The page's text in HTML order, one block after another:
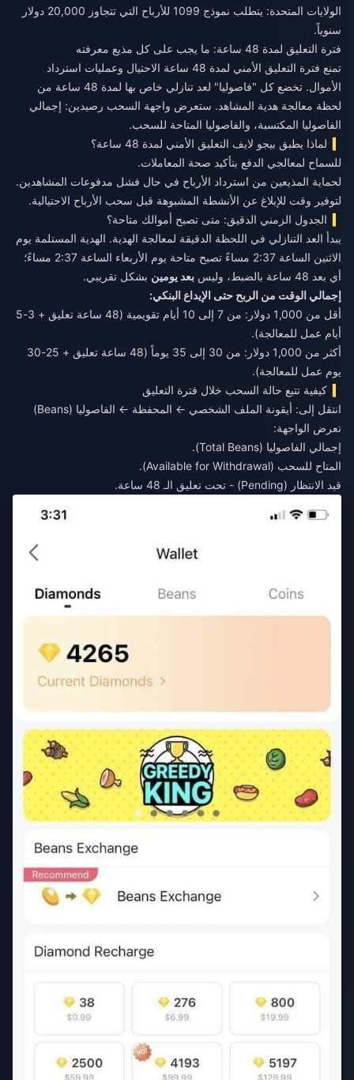
الولايات المتحدة: يتطلب نموذج 1099 للأرباح التي تتجاوز 20,000 دولار
سنوياً.
فترة التعليق لمدة 48 ساعة: ما يجب على كل مذيع معرفته
تمنع فترة التعليق الأمني لمدة 48 ساعة الاحتيال وعمليات استرداد
الأموال. تخضع كل "فاصوليا" لعد تنازلي خاص بها لمدة 48 ساعة من
لحظة معالجة هدية المشاهد. ستعرض واجهة السحب رصيدين: إجمالي
الفاصوليا المكتسبة، والفاصوليا المتاحة للسحب.
لماذا يطبق بيجو لايف التعليق الأمني لمدة 48 ساعة؟
للسماح لمعالجي الدفع بتأكيد صحة المعاملات.
لحماية المذيعين من استرداد الأرباح في حال فشل مدفوعات المشاهدين.
لتوفير وقت للإبلاغ عن الأنشطة المشبوهة قبل سحب الأرباح الاحتيالية.
الجدول الزمني الدقيق: متى تصبح أموالك متاحة؟
يبدأ العد التنازلي في اللحظة الدقيقة لمعالجة الهدية. الهدية المستلمة يوم
الاثنين الساعة 2:37 مساءً تصبح متاحة يوم الأربعاء الساعة 2:37 مساءً؛
أي بعد 48 ساعة بالضبط، وليس
بعد يومين بشكل تقريبي.
إجمالي الوقت من الربح حتى الإيداع البنكي:
أقل من 1,000 دولار: من 7 إلى 10 أيام تقويمية (48 ساعة تعليق + 3-5
أيام عمل للمعالجة).
أكثر من 1,000 دولار: من 30 إلى 35 يوماً (48 ساعة تعليق + 25-30
يوم عمل للمعالجة).
كيفية تتبع حالة السحب خلال فترة التعليق
انتقل إلى: أيقونة الملف الشخصي ← المحفظة ← الفاصوليا (Beans)
تعرض الواجهة:
إجمالي الفاصوليا (Total Beans).
المتاح للسحب (Available for Withdrawal).
قيد الانتظار (Pending) - تحت تعليق الـ 48 ساعة.